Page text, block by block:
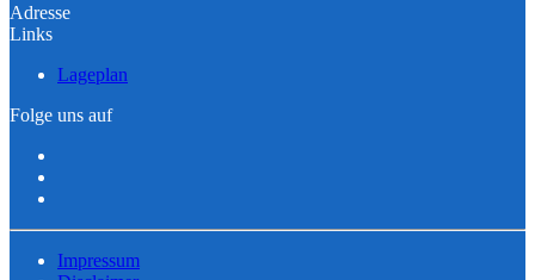
Adresse
Links
Lageplan
Folge uns auf
Impressum